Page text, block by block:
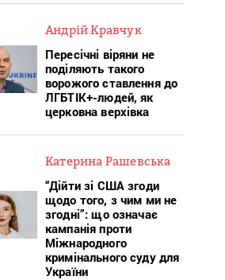
Андрій Кравчук
Пересічні віряни не
поділяють такого
ворожого ставлення до
ЛГБТІК+-людей, як
церковна верхівка
Катерина Рашевська
“Дійти зі США згоди
щодо того, з чим ми не
згодні”: що означає
кампанія проти
Міжнародного
кримінального суду для
України